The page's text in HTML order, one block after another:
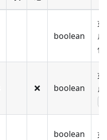
boolean
❌️ boolean
boolean